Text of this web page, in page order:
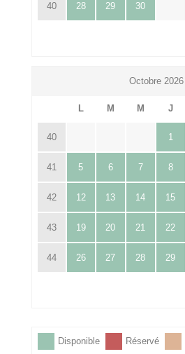
40 28 29 30
Octobre 2026
L M M J
40 1
41 5 6 7 8
42 12 13 14 15
43 19 20 21 22
44 26 27 28 29
Disponible Réservé